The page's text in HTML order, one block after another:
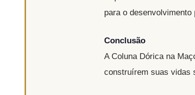
para o
Conclusão
A Coluna Dórica na
construírem suas vidas